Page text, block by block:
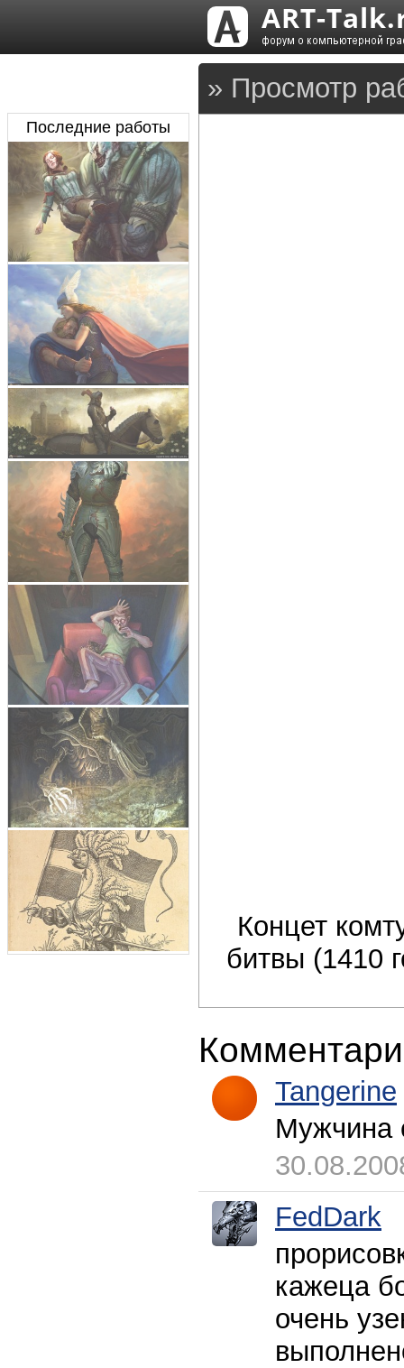
» Просмотр
Концет
битвы (1410
Tangerine
Мужчина
FedDark
кажеца
очень
Последние работы